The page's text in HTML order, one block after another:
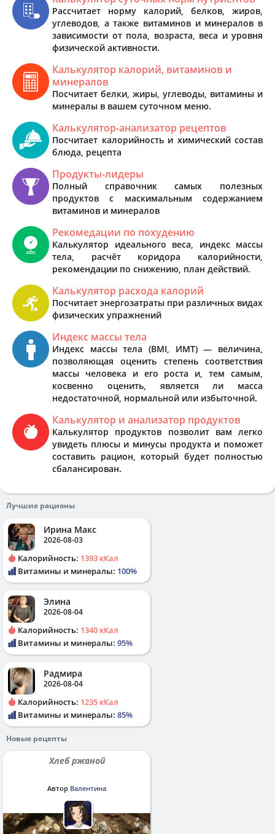
Рассчитает норму калорий, белков, жиров,
углеводов, а также витаминов и минералов в
зависимости от пола, возраста, веса и уровня
физической активности.
Калькулятор калорий, витаминов и
минералов
Посчитает белки, жиры, углеводы, витамины и
минералы в вашем суточном меню.
Калькулятор-анализатор рецептов
Посчитает калорийность и химический состав
блюда, рецепта
Продукты-лидеры
Полный справочник самых полезных
продуктов с маскимальным содержанием
витаминов и минералов
Рекомедации по похудению
Калькулятор идеального веса, индекс массы
тела, расчёт коридора калорийности,
рекомендации по снижению, план действий.
Калькулятор расхода калорий
Посчитает энергозатраты при различных видах
физических упражнений
Индекс массы тела
Индекс массы тела (BMI, ИМТ) — величина,
позволяющая оценить степень соответствия
массы человека и его роста и, тем самым,
косвенно оценить, является ли масса
недостаточной, нормальной или избыточной.
Калькулятор и анализатор продуктов
Калькулятор продуктов позволит вам легко
увидеть плюсы и минусы продукта и поможет
составить рацион, который будет полностью
сбалансирован.
Лучшие рационы
Ирина Макс
2026-08-03
Калорийность: 1393 кКал
Витамины и минералы: 100%
Элина
2026-08-04
Калорийность: 1340 кКал
Витамины и минералы: 95%
Радмира
2026-08-04
Калорийность: 1235 кКал
Витамины и минералы: 85%
Новые рецепты
Хлеб ржаной
Автор Валентина